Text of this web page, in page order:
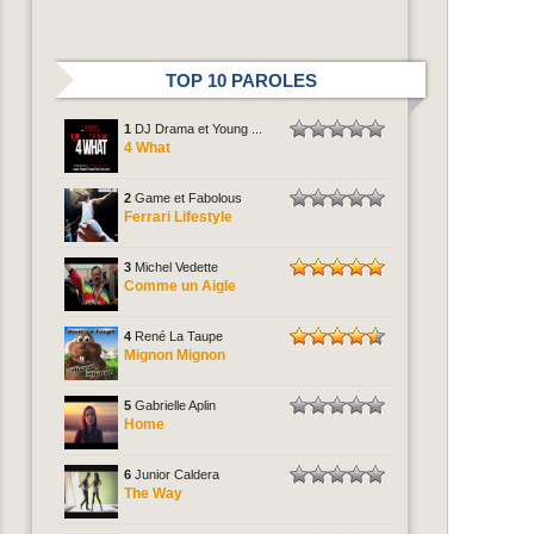
TOP 10 PAROLES
1 DJ Drama et Young ...
4 What
2 Game et Fabolous
Ferrari Lifestyle
3 Michel Vedette
Comme un Aigle
4 René La Taupe
Mignon Mignon
5 Gabrielle Aplin
Home
6 Junior Caldera
The Way